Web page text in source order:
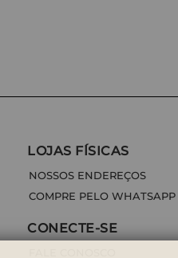
LOJAS FÍSICAS
NOSSOS ENDEREÇOS
COMPRE PELO WHATSAPP
CONECTE-SE